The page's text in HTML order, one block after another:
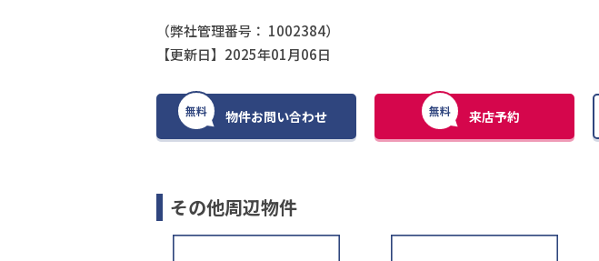
（弊社管理番号： 1002384）
【更新日】2025年01月06日
無料 物件お問い合わせ 無料 来店予約
その他周辺物件